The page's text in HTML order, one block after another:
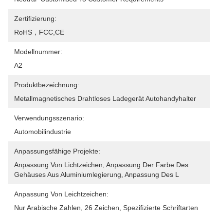
Zertifizierung:
RoHS，FCC,CE
Modellnummer:
A2
Produktbezeichnung:
Metallmagnetisches Drahtloses Ladegerät Autohandyhalter
Verwendungsszenario:
Automobilindustrie
Anpassungsfähige Projekte:
Anpassung Von Lichtzeichen, Anpassung Der Farbe Des
Gehäuses Aus Aluminiumlegierung, Anpassung Des L
Anpassung Von Leichtzeichen:
Nur Arabische Zahlen, 26 Zeichen, Spezifizierte Schriftarten